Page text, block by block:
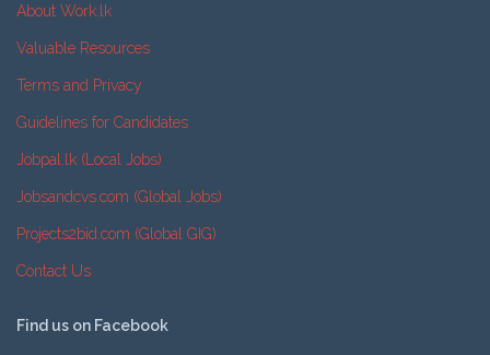
About Work.lk
Valuable Resources
Terms and Privacy
Guidelines for Candidates
Jobpal.lk (Local Jobs)
Jobsandcvs.com (Global Jobs)
Projects2bid.com (Global GIG)
Contact Us
Find us on Facebook